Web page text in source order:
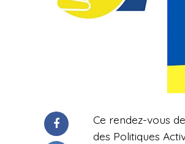
Ce rendez-vous
des Politiques